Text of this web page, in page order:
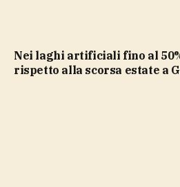
Nei laghi artificiali fino al 50% di acqua in meno
rispetto alla scorsa estate a